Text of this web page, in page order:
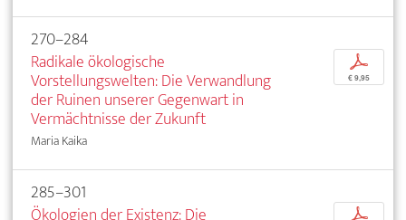
270–284
Radikale ökologische
Vorstellungswelten: Die Verwandlung
der Ruinen unserer Gegenwart in
Vermächtnisse der Zukunft
Maria Kaika
p
€ 9,95
285–301
p